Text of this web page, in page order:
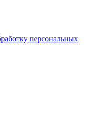
персональных